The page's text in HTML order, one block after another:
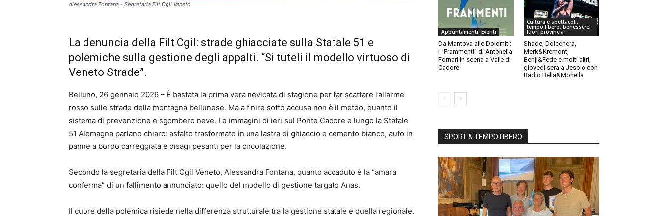
Alessandra Fontana - Segretaria Filt Cgil Veneto
La denuncia della Filt Cgil: strade ghiacciate sulla Statale 51 e
polemiche sulla gestione degli appalti. “Si tuteli il modello virtuoso di
Veneto Strade”.
Belluno, 26 gennaio 2026 – È bastata la prima vera nevicata di stagione per far scattare l’allarme
rosso sulle strade della montagna bellunese. Ma a finire sotto accusa non è il meteo, quanto il
sistema di prevenzione e sgombero neve. Le immagini di ieri sul Ponte Cadore e lungo la Statale
51 Alemagna parlano chiaro: asfalto trasformato in una lastra di ghiaccio e cemento bianco, auto in
panne a bordo carreggiata e disagi pesanti per la circolazione.
Secondo la segretaria della Filt Cgil Veneto, Alessandra Fontana, quanto accaduto è la “amara
conferma” di un fallimento annunciato: quello del modello di gestione targato Anas.
Il cuore della polemica risiede nella differenza strutturale tra la gestione statale e quella regionale.
Appuntamenti, Eventi
Da Mantova alle Dolomiti:
i “Frammenti” di Antonella
Fornari in scena a Valle di
Cadore
Cultura e spettacoli,
tempo libero, benessere,
fuori provincia
Shade, Dolcenera,
Merk&Kremont,
Benji&Fede e molti altri,
giovedì sera a Jesolo con
Radio Bella&Monella
SPORT & TEMPO LIBERO